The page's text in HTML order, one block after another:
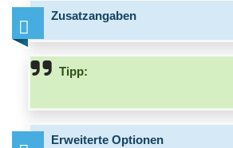
Zusatzangaben
Tipp:
Erweiterte Optionen